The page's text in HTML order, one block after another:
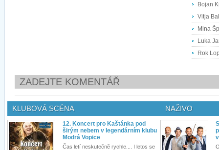
Bojan
Vitja
Mina
Luka
Rok
ZADEJTE KOMENTÁŘ
KLUBOVÁ SCÉNA
12. Koncert pro Kaštánka pod
širým nebem v legendárním klubu
Modrá Vopice
Čas letí neskutečně rychle.... I letos se
NAŽIVO